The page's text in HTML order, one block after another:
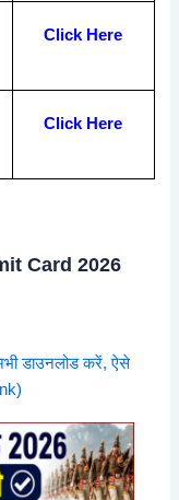
Click Here
Click Here
Card 2026
डाउनलोड करें, ऐसे